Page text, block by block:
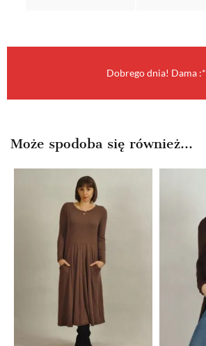
Dobrego dnia! Dama :*
Może spodoba się również…